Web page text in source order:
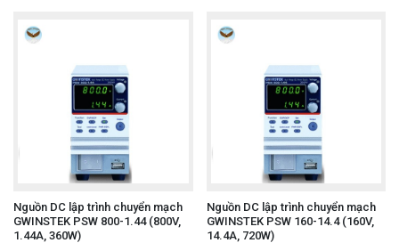
Nguồn DC lập trình chuyển mạch
GWINSTEK PSW 800-1.44 (800V,
1.44A, 360W)
Nguồn DC lập trình chuyển mạch
GWINSTEK PSW 160-14.4 (160V,
14.4A, 720W)